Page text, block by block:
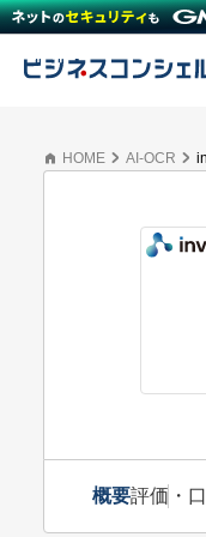
HOME AI-OCR
概要評価・